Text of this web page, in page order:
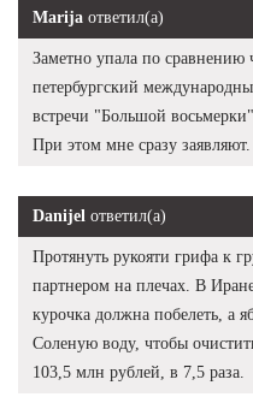
Marija ответил(а)
Заметно упала по сравнению
петербургский
встречи "Большой
При этом мне сразу заявляют.
Danijel ответил(а)
Протянуть рукояти грифа к
партнером на плечах. В
курочка должна побелеть, а
Соленую воду, чтобы
103,5 млн рублей, в 7,5 раза.